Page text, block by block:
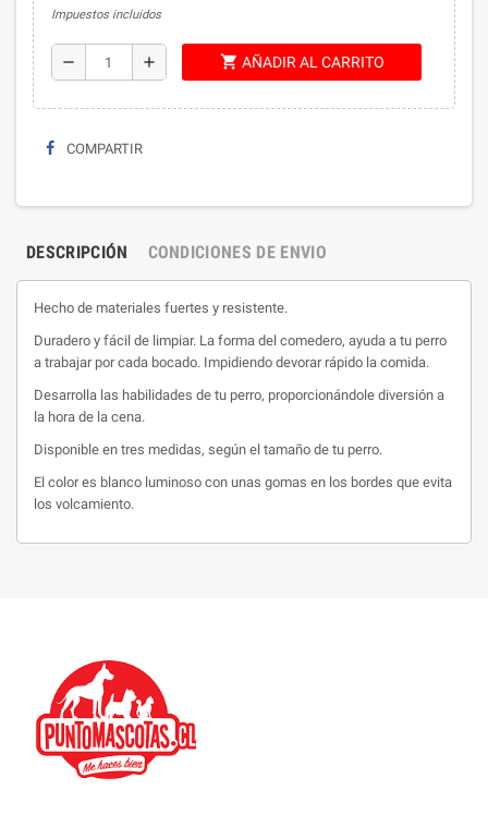
Impuestos incluidos
remove add shopping_cart AÑADIR AL CARRITO
COMPARTIR
DESCRIPCIÓN CONDICIONES DE ENVIO
Hecho de materiales fuertes y resistente.
Duradero y fácil de limpiar. La forma del comedero, ayuda a tu perro
a trabajar por cada bocado. Impidiendo devorar rápido la comida.
Desarrolla las habilidades de tu perro, proporcionándole diversión a
la hora de la cena.
Disponible en tres medidas, según el tamaño de tu perro.
El color es blanco luminoso con unas gomas en los bordes que evita
los volcamiento.